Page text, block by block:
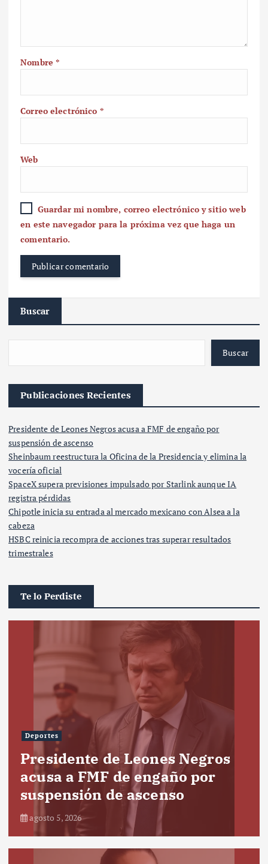
Nombre*
Correo electrónico *
Web
Guardar mi nombre, correo electrónico y sitio web
en este navegador para la próxima vez que haga un
comentario.
Buscar
Buscar
Publicaciones Recientes
Presidente de Leones Negros acusa a FMF de engaño por
suspensión de ascenso
Sheinbaum reestructura la Oficina de la Presidencia y elimina la
vocería oficial
SpaceX supera previsiones impulsado por Starlink aunque IA
registra pérdidas
Chipotle inicia su entrada al mercado mexicano con Alsea a la
cabeza
HSBC reinicia recompra de acciones tras superar resultados
trimestrales
Te lo Perdiste
Deportes
Presidente de Leones Negros
acusa a FMF de engaño por
suspensión de ascenso
agosto 5, 2026